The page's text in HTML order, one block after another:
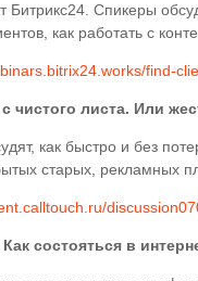
Битрикс24. Спикеры
как работать с
find-
чистого листа. Или
как быстро и без
старых, рекламных
состояться в